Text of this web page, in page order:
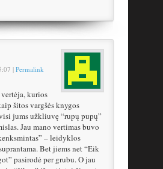
| Permalink
kurios
šitos vargšės knygos
jums užkliuvę “rupų pupų”
Jau mano vertimas buvo
– leidyklos
Bet jiems net “Eik
pasirodė per grubu. O jau